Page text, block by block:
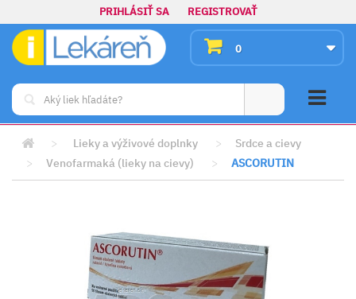
PRIHLÁSIŤ SA REGISTROVAŤ
0
> Lieky a výživové doplnky >
Srdce a cievy
>
Venofarmaká (lieky na cievy) > ASCORUTIN